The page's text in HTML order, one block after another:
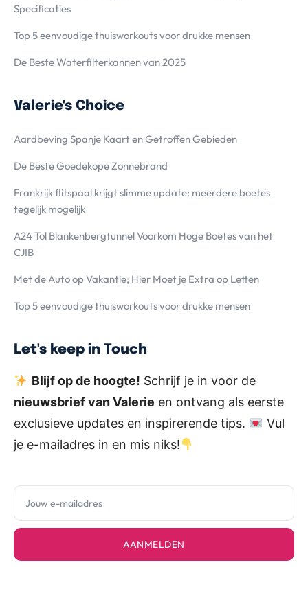
Specificaties
Top 5 eenvoudige thuisworkouts voor drukke mensen
De Beste Waterfilterkannen van 2025
Valerie's Choice
Aardbeving Spanje Kaart en Getroffen Gebieden
De Beste Goedekope Zonnebrand
Frankrijk flitspaal krijgt slimme update: meerdere boetes
tegelijk mogelijk
A24 Tol Blankenbergtunnel Voorkom Hoge Boetes van het
CJIB
Met de Auto op Vakantie; Hier Moet je Extra op Letten
Top 5 eenvoudige thuisworkouts voor drukke mensen
Let's keep in Touch
Blijf op de hoogte! Schrijf je in voor de
nieuwsbrief van Valerie en ontvang als eerste
exclusieve updates en inspirerende tips.
Vul
je e-mailadres in en mis niks!
AANMELDEN